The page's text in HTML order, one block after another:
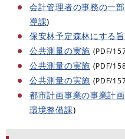
会計管理者の事務の一
導課)
保安林予定森林にする
公共測量の実施 (PDF/
公共測量の実施 (PDF/
公共測量の実施 (PDF/
都市計画事業の事業計
環境整備課)